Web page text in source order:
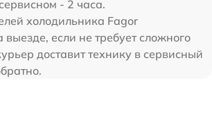
- 2 часа.
холодильника Fagor
выезде, если не требует сложного
доставит технику в сервисный